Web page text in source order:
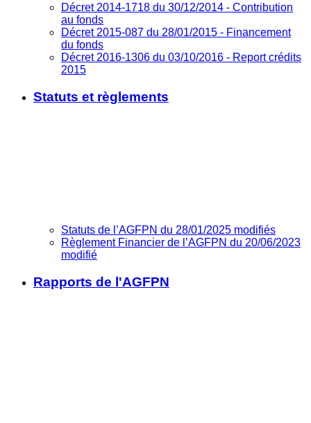
Décret 2014-1718 du 30/12/2014 - Contribution
au fonds
Décret 2015-087 du 28/01/2015 - Financement
du fonds
Décret 2016-1306 du 03/10/2016 - Report crédits
2015
Statuts et règlements
Statuts de l’AGFPN du 28/01/2025 modifiés
Règlement Financier de l’AGFPN du 20/06/2023
modifié
Rapports de l'AGFPN